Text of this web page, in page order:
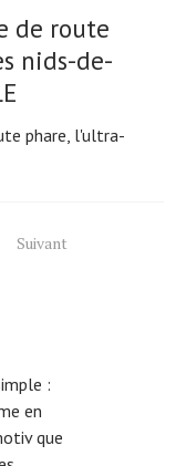
de route
nids-de-
phare, l'ultra-
Suivant
:
en
que